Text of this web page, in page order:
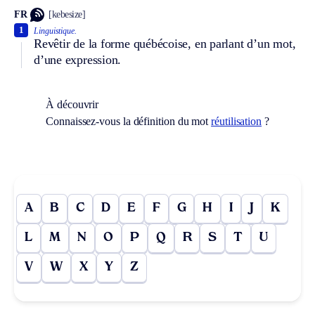
FR [kebesize]
Linguistique.
Revêtir de la forme québécoise, en parlant d’un mot,
d’une expression.
1
À découvrir
Connaissez-vous la définition du motréutilisation ?
A B C D E F G H I J K
L M N O P Q R S T U
V W X Y Z